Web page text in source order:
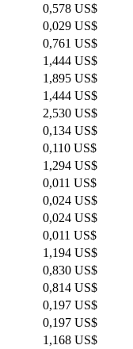
0,578 US$
0,029 US$
0,761 US$
1,444 US$
1,895 US$
1,444 US$
2,530 US$
0,134 US$
0,110 US$
1,294 US$
0,011 US$
0,024 US$
0,024 US$
0,011 US$
1,194 US$
0,830 US$
0,814 US$
0,197 US$
0,197 US$
1,168 US$